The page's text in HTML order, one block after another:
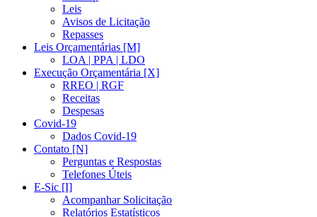
Leis
Avisos de Licitação
Repasses
Leis Orçamentárias [M]
LOA | PPA | LDO
Execução Orçamentária [X]
RREO | RGF
Receitas
Despesas
Covid-19
Dados Covid-19
Contato [N]
Perguntas e Respostas
Telefones Úteis
E-Sic [I]
Acompanhar Solicitação
Relatórios Estatísticos